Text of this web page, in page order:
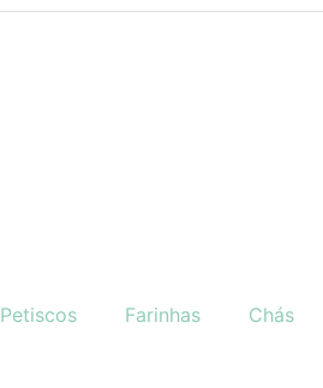
Petiscos Farinhas Chás